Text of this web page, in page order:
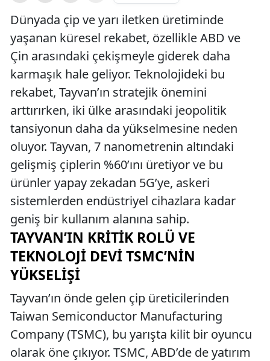
Dünyada çip ve yarı iletken üretiminde
yaşanan küresel rekabet, özellikle ABD ve
Çin arasındaki çekişmeyle giderek daha
karmaşık hale geliyor. Teknolojideki bu
rekabet, Tayvan’ın stratejik önemini
arttırırken, iki ülke arasındaki jeopolitik
tansiyonun daha da yükselmesine neden
oluyor. Tayvan, 7 nanometrenin altındaki
gelişmiş çiplerin %60’ını üretiyor ve bu
ürünler yapay zekadan 5G’ye, askeri
sistemlerden endüstriyel cihazlara kadar
geniş bir kullanım alanına sahip.
TAYVAN’IN KRITIK ROLÜ VE
TEKNOLOJI DEVI TSMC’NIN
YÜKSELIŞI
Tayvan’ın önde gelen çip üreticilerinden
Taiwan Semiconductor Manufacturing
Company (TSMC), bu yarışta kilit bir oyuncu
olarak öne çıkıyor. TSMC, ABD’de de yatırım